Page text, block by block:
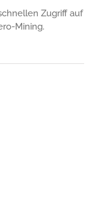
Zugriff auf
Mining.